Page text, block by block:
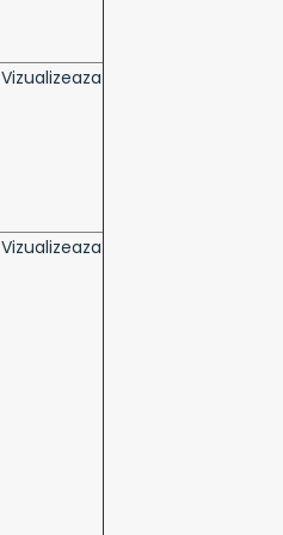
Vizualizeaza
Vizualizeaza